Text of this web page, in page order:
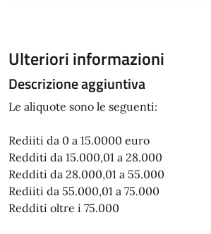
Ulteriori informazioni
Descrizione aggiuntiva
Le aliquote sono le seguenti:
Rediiti da 0 a 15.0000 euro
Redditi da 15.000,01 a
Redditi da 28.000,01 a
Rediiti da 55.000,01 a
Redditi oltre i 75.000